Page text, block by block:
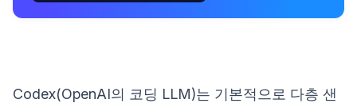
Codex(OpenAI의 코딩 LLM)는 기본적으로 다층 샌